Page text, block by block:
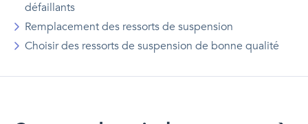
défaillants
Remplacement des ressorts de suspension
Choisir des ressorts de suspension de bonne qualité